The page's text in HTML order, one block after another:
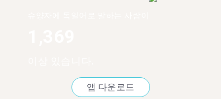
앱 다운로드